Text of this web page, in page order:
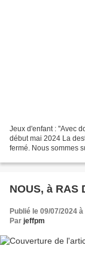
Jeux d'enfant : ''Avec
début mai 2024 La
fermé. Nous sommes
NOUS, à RAS
Publié le 09/07/2024
Par jeffpm